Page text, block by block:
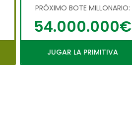
PRÓXIMO BOTE MILLONARIO:
54.000.000€
JUGAR LA PRIMITIVA